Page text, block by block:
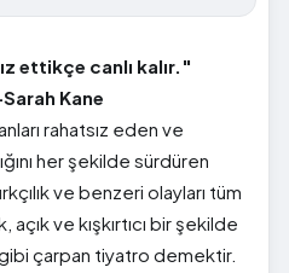
ettikçe canlı kalır."
Kane
rahatsız eden ve
her şekilde sürdüren
ve benzeri olayları tüm
açık ve kışkırtıcı bir şekilde
çarpan tiyatro demektir.